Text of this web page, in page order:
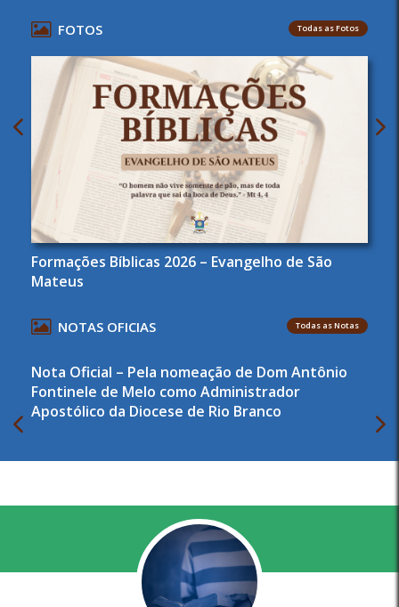
FOTOS Todas as Fotos
Formações Bíblicas 2026 – Evangelho de São
Mateus
NOTAS OFICIAS Todas as Notas
Nota Oficial – Pela nomeação de Dom Antônio
Fontinele de Melo como Administrador
Apostólico da Diocese de Rio Branco